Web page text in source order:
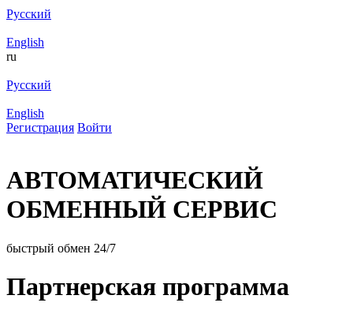
Русский
English
ru
Русский
English
Регистрация Войти
АВТОМАТИЧЕСКИЙ
ОБМЕННЫЙ СЕРВИС
быстрый обмен 24/7
Партнерская программа